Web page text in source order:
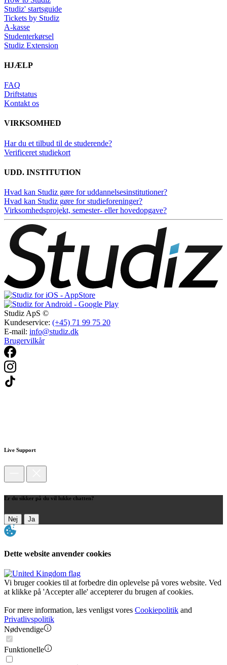
Studiz' startsguide
Tickets by Studiz
A-kasse
Studenterkørsel
Studiz Extension
HJÆLP
FAQ
Driftstatus
Kontakt os
VIRKSOMHED
Har du et tilbud til de studerende?
Verificeret studiekort
UDD. INSTITUTION
Hvad kan Studiz gøre for uddannelsesinstitutioner?
Hvad kan Studiz gøre for studieforeninger?
Virksomhedsprojekt, semester- eller hovedopgave?
Studiz ApS ©
Kundeservice: (+45) 71 99 75 20
E-mail: info@studiz.dk
Brugervilkår
Live Support
Er du sikker på du vil lukke chatten?
Nej Ja
Dette website anvender cookies
Vi bruger cookies til at forbedre din oplevelse på vores website. Ved
at klikke på 'Accepter alle' accepterer du brugen af cookies.
For mere information, læs venligst vores Cookiepolitik and
Privatlivspolitik
Nødvendige
Funktionelle